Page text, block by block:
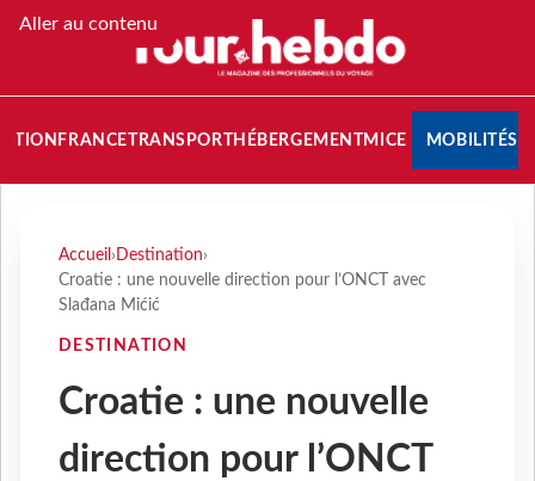
Aller au contenu
FRANCETRANSPORT HÉBERGEMENTMICE MOBILITÉS
Accueil › Destination›
Croatie : une nouvelle direction pour l’ONCT avec
Slađana Mićić
DESTINATION
Croatie : une nouvelle
direction pour l’ONCT